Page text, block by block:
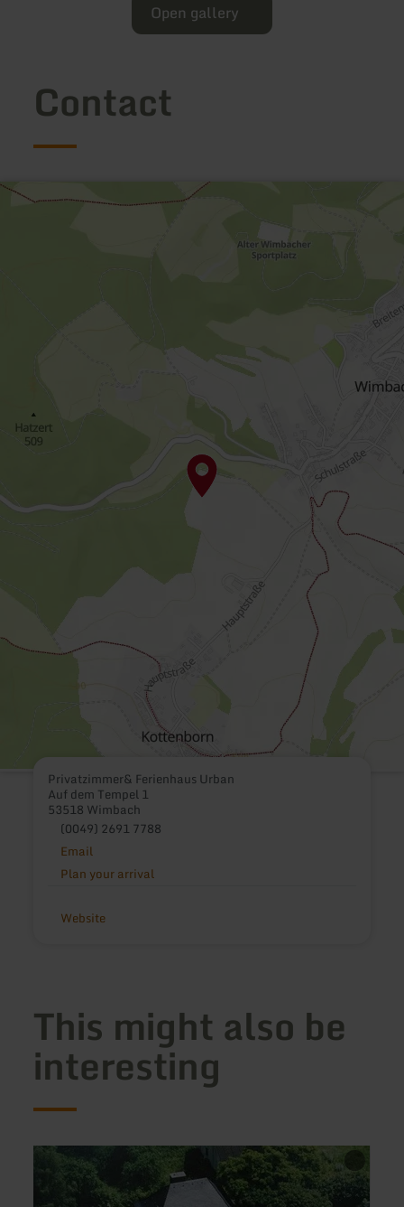
Open gallery
Contact
Privatzimmer& Ferienhaus Urban
Auf dem Tempel 1
53518 Wimbach
(0049) 2691 7788
Email
Plan your arrival
Website
This might also be
interesting
Junkerhaus